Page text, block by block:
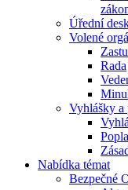
Úřední
Volené
Rada
Vyhlášky a
Nabídka témat
Bezpečné